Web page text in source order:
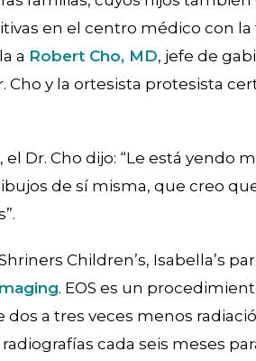
en el centro médico con la
a Robert Cho, MD, jefe de
y la ortesista protesista
Dr. Cho dijo: “Le está yendo
de sí misma, que creo
Children’s, Isabella’s
. EOS es un
a tres veces menos
cada seis meses